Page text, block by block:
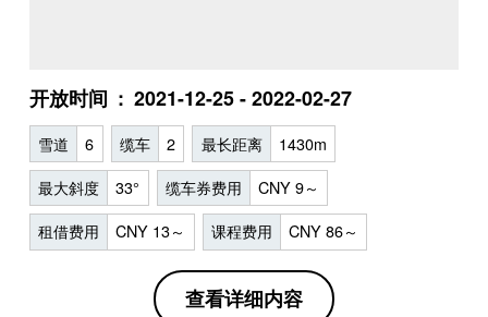
开放时间 2021-12-25 - 2022-02-27
雪道 6 缆车 2 最长距离 1430m
最大斜度 33° 缆车券费用 CNY 9～
租借费用 CNY 13～ 课程费用 CNY 86～
查看详细内容